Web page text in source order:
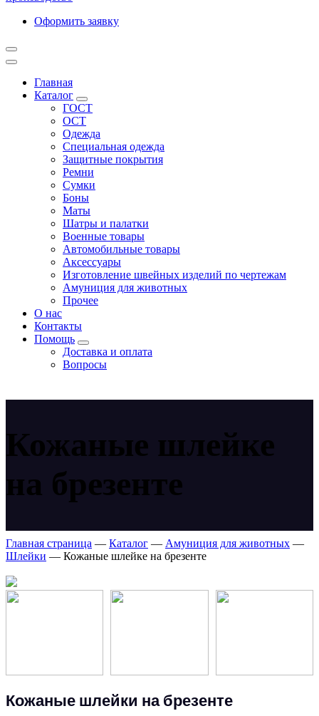
Оформить заявку
Главная
Каталог
ГОСТ
ОСТ
Одежда
Специальная одежда
Защитные покрытия
Ремни
Сумки
Боны
Маты
Шатры и палатки
Военные товары
Автомобильные товары
Аксессуары
Изготовление швейных изделий по чертежам
Амуниция для животных
Прочее
О нас
Контакты
Помощь
Доставка и оплата
Вопросы
Кожаные шлейке
на брезенте
Главная страница — Каталог — Амуниция для животных —
Шлейки — Кожаные шлейке на брезенте
Кожаные шлейки на брезенте